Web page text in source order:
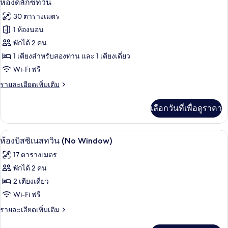
พี
เรีย
ทวิ
น
ภาพถ่าย
ทั้งหมด
ของ
ห้อง
ดี
ลัก
ทวิน
ห้องดีลักซ์ทวิน
30 ตารางเมตร
1 ห้องนอน
พักได้ 2 คน
1 เตียงสำหรับสองท่าน และ 1 เตียงเดี่ยว
Wi-Fi ฟรี
รายละเอียดเพิ่มเติม
ราย
เกี่ยว
กับ
ห้อง
ลัก
ซ์
น
เลือกวันที่เพื่อดูราคา
เปิด
ภาพถ่าย
ทั้งหมด
ของ
ห้อ
งบิส
ห้องบิสซิเนสทวิน (No Window) | เค
2
ห้องบิสซิเนสทวิน (No Window)
17 ตารางเมตร
พักได้ 2 คน
2 เตียงเดี่ยว
Wi-Fi ฟรี
รายละเอียดเพิ่มเติม
ราย